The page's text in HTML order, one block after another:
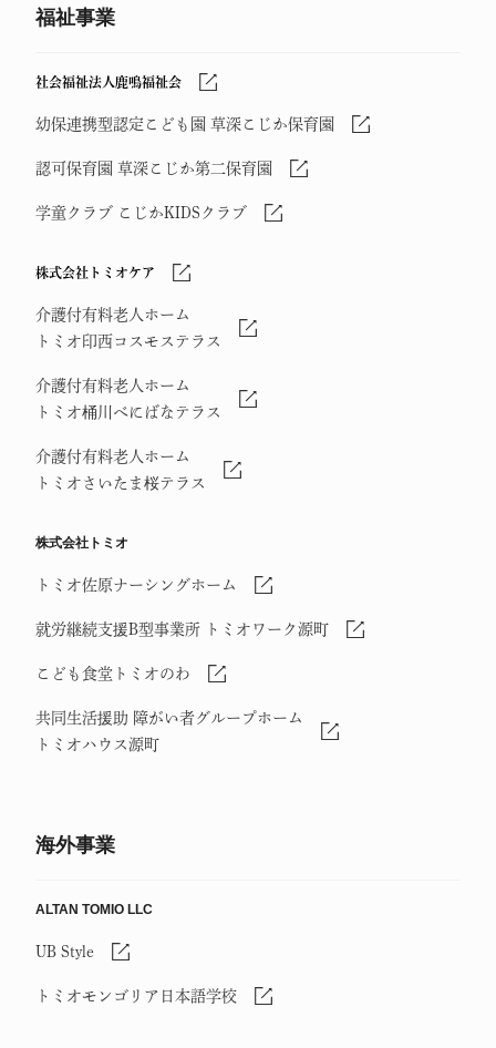
福祉事業
社会福祉法人鹿鳴福祉会
幼保連携型認定こども園 草深こじか保育園
認可保育園 草深こじか第二保育園
学童クラブ こじかKIDSクラブ
株式会社トミオケア
介護付有料老人ホーム
トミオ印西コスモステラス
介護付有料老人ホーム
トミオ桶川べにばなテラス
介護付有料老人ホーム
トミオさいたま桜テラス
株式会社トミオ
トミオ佐原ナーシングホーム
就労継続支援B型事業所 トミオワーク源町
こども食堂トミオのわ
共同生活援助 障がい者グループホーム
トミオハウス源町
海外事業
ALTAN TOMIO LLC
UB Style
トミオモンゴリア日本語学校